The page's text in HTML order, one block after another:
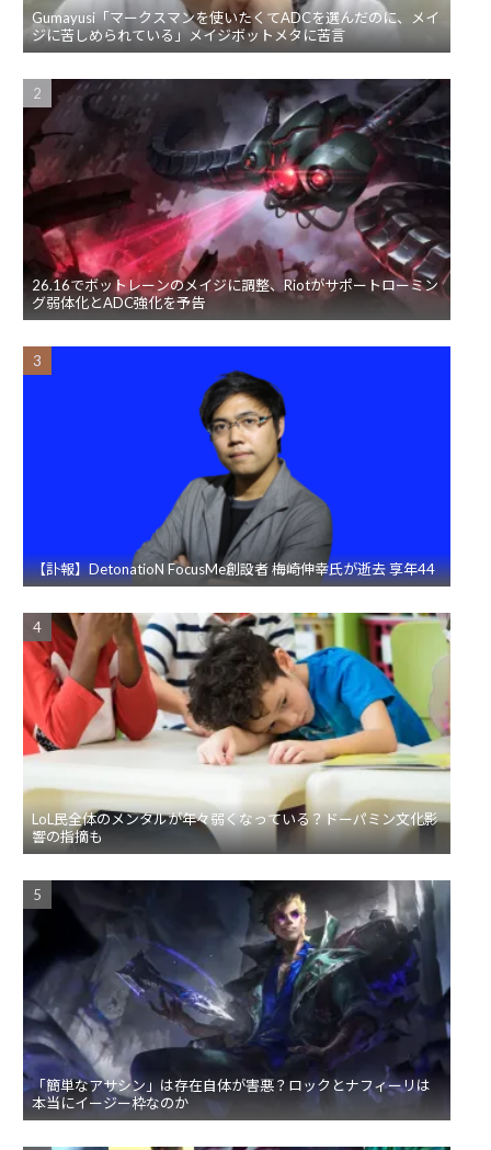
Gumayusi「マークスマンを使いたくてADCを選んだのに、メイ
ジに苦しめられている」メイジボットメタに苦言
26.16でボットレーンのメイジに調整、Riotがサポートローミン
グ弱体化とADC強化を予告
【訃報】DetonatioN FocusMe創設者 梅崎伸幸氏が逝去 享年44
LoL民全体のメンタルが年々弱くなっている？ドーパミン文化影
響の指摘も
「簡単なアサシン」は存在自体が害悪？ロックとナフィーリは
本当にイージー枠なのか